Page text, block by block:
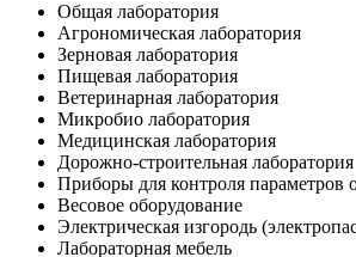
Общая лаборатория
Агрономическая лаборатория
Зерновая лаборатория
Пищевая лаборатория
Ветеринарная лаборатория
Микробио лаборатория
Медицинская лаборатория
Дорожно-строительная лаборатория
Приборы для контроля
Весовое оборудование
Электрическая изгородь
Лабораторная мебель